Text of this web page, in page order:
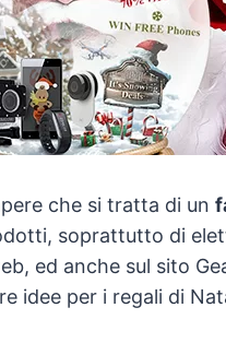
che si tratta di un
soprattutto di
ed anche sul sito
idee per i regali di